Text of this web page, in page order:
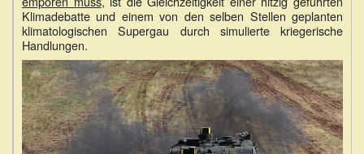
Klimadebatte und einem von den selben Stellen geplanten
klimatologischen Supergau durch simulierte kriegerische
Handlungen.